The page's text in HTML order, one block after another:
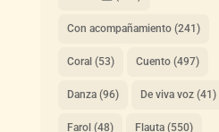
Con acompañamiento(241)
Coral (53) Cuento(497)
Danza(96) De viva voz(41)
Farol (48) Flauta(550)